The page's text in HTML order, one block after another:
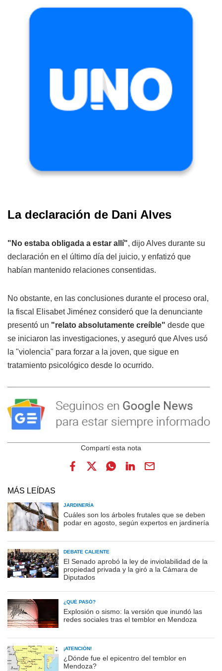
La declaración de Dani Alves
"No estaba obligada a estar allí", dijo Alves durante su
declaración en el último día del juicio, y enfatizó que
habían mantenido relaciones consentidas.
No obstante, en las conclusiones durante el proceso oral,
la fiscal Elisabet Jiménez consideró que la denunciante
presentó un "relato absolutamente creíble" desde que
se iniciaron las investigaciones, y aseguró que Alves usó
la "violencia" para forzar a la joven, que sigue en
tratamiento psicológico desde lo ocurrido.
MÁS LEÍDAS
JARDINERÍA
Cuáles son los árboles frutales que se deben
podar en agosto, según expertos en jardinería
DEBATE CALIENTE
El Senado aprobó la ley de inviolabilidad de la
propiedad privada y la giró a la Cámara de
Diputados
¿QUÉ PASÓ?
Explosión o sismo: la versión que inundó las
redes sociales tras el temblor en Mendoza
¡ATENCIÓN!
¿Dónde fue el epicentro del temblor en
Mendoza?